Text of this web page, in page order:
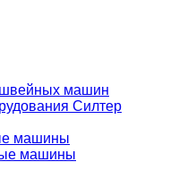
машин
Силтер
машины
машины